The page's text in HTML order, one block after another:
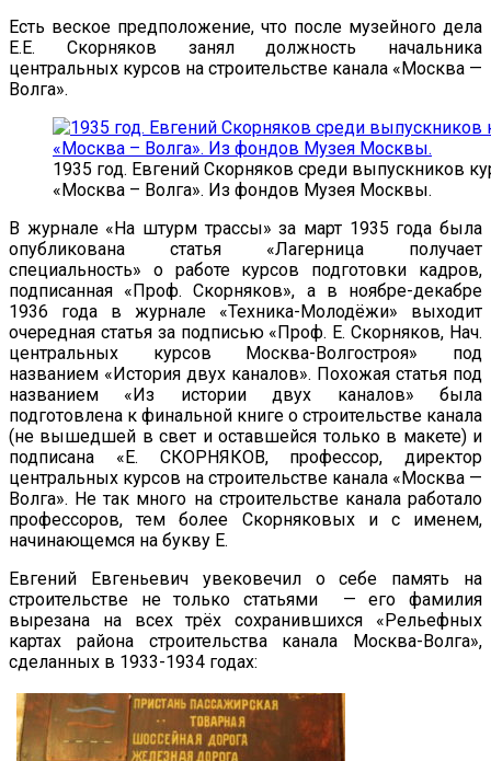
Есть веское предположение, что после музейного дела
Е.Е. Скорняков занял должность начальника
центральных курсов на строительстве канала «Москва —
Волга».
1935 год. Евгений Скорняков среди выпускников
«Москва – Волга». Из фондов Музея Москвы.
В журнале «На штурм трассы» за март 1935 года была
опубликована статья «Лагерница получает
специальность» о работе курсов подготовки кадров,
подписанная «Проф. Скорняков», а в ноябре-декабре
1936 года в журнале «Техника-Молодёжи» выходит
очередная статья за подписью «Проф. Е. Скорняков, Нач.
центральных курсов Москва-Волгостроя» под
названием «История двух каналов». Похожая статья под
названием «Из истории двух каналов» была
подготовлена к финальной книге о строительстве канала
(не вышедшей в свет и оставшейся только в макете) и
подписана «Е. СКОРНЯКОВ, профессор, директор
центральных курсов на строительстве канала «Москва —
Волга». Не так много на строительстве канала работало
профессоров, тем более Скорняковых и с именем,
начинающемся на букву Е.
Евгений Евгеньевич увековечил о себе память на
строительстве не только статьями — его фамилия
вырезана на всех трёх сохранившихся «Рельефных
картах района строительства канала Москва-Волга»,
сделанных в 1933-1934 годах: